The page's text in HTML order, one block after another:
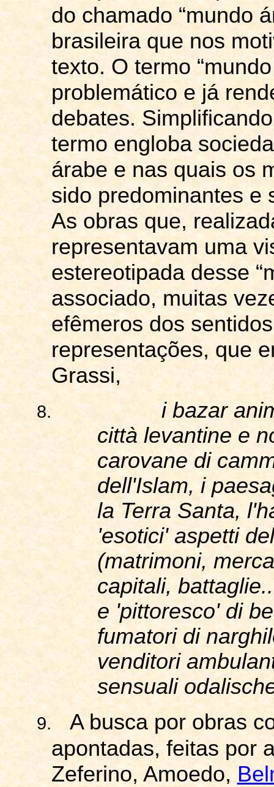
do chamado “mundo
brasileira que nos
texto. O termo
problemático e já
debates.
termo engloba
árabe e nas quais os
sido predominantes e
As obras que,
representavam uma
estereotipada desse
associado, muitas
efêmeros dos
representações, que
Grassi,
8. i bazar
città levantine e
carovane di
dell'Islam, i
la Terra Santa,
'esotici'aspetti
(matrimoni,
capitali,battaglie
e 'pittoresco' di
fumatori di
venditori
sensuali
9.
A busca por obras
apontadas, feitas por
Zeferino, Amoedo,